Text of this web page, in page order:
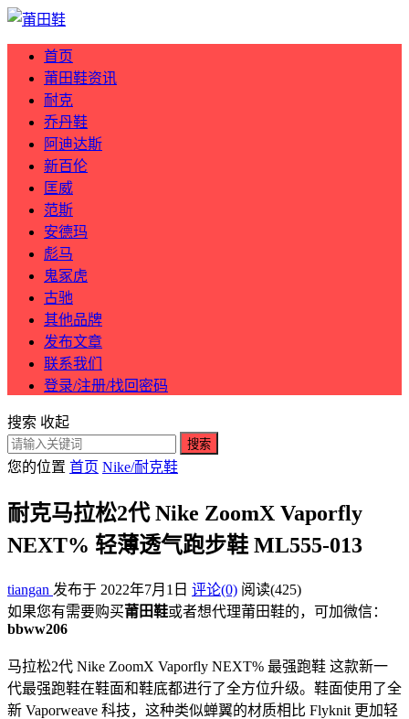
首页
莆田鞋资讯
耐克
乔丹鞋
阿迪达斯
新百伦
匡威
范斯
安德玛
彪马
鬼冢虎
古驰
其他品牌
发布文章
联系我们
登录/注册/找回密码
搜索 收起
搜索
您的位置 首页 Nike/耐克鞋
耐克马拉松2代 Nike ZoomX Vaporfly
NEXT% 轻薄透气跑步鞋 ML555-013
tiangan 发布于 2022年7月1日 评论(0) 阅读(425)
如果您有需要购买莆田鞋或者想代理莆田鞋的，可加微信：
bbww206
马拉松2代 Nike ZoomX Vaporfly NEXT% 最强跑鞋 这款新一
代最强跑鞋在鞋面和鞋底都进行了全方位升级。鞋面使用了全
新 Vaporweave 科技，这种类似蝉翼的材质相比 Flyknit 更加轻